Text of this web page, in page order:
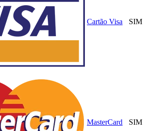
Cartão Visa SIM
MasterCard SIM